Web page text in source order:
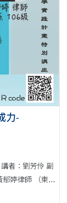
力-
者：劉芳伶 副
婷律師 （東海